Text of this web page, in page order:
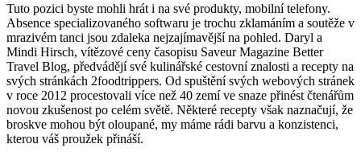
Tuto pozici byste mohli hrát i na své produkty, mobilní telefony.
Absence specializovaného softwaru je trochu zklamáním a soutěže v
mrazivém tanci jsou zdaleka nejzajímavější na pohled. Daryl a
Mindi Hirsch, vítězové ceny časopisu Saveur Magazine Better
Travel Blog, předvádějí své kulinářské cestovní znalosti a recepty na
svých stránkách 2foodtrippers. Od spuštění svých webových stránek
v roce 2012 procestovali více než 40 zemí ve snaze přinést čtenářům
novou zkušenost po celém světě. Některé recepty však naznačují, že
broskve mohou být oloupané, my máme rádi barvu a konzistenci,
kterou váš proužek přináší.